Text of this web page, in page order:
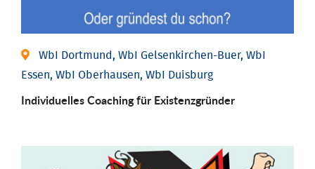
WbI Dortmund, WbI Gelsenkirchen-Buer, WbI
Essen, WbI Oberhausen, WbI Duisburg
Individu­elles Coaching für Existenz­gründer